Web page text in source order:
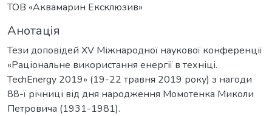
ТОВ «Аквамарин Ексклюзив»
Анотація
Тези доповідей XV Міжнародної наукової конференції
«Раціональне використання енергії в техніці.
TechEnergy 2019» (19-22 травня 2019 року) з нагоди
88-ї річниці від дня народження Момотенка Миколи
Петровича (1931-1981).